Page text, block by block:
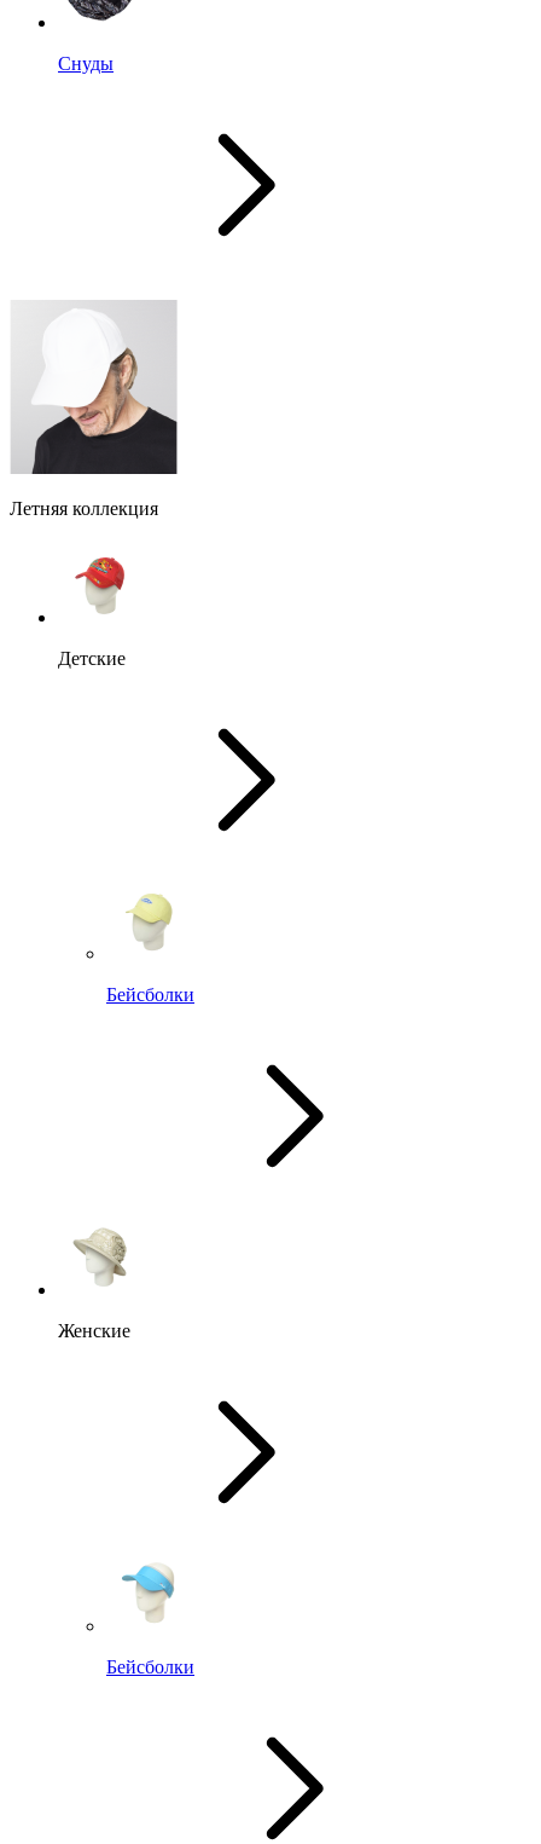
Снуды
Летняя коллекция
Детские
Бейсболки
Женские
Бейсболки